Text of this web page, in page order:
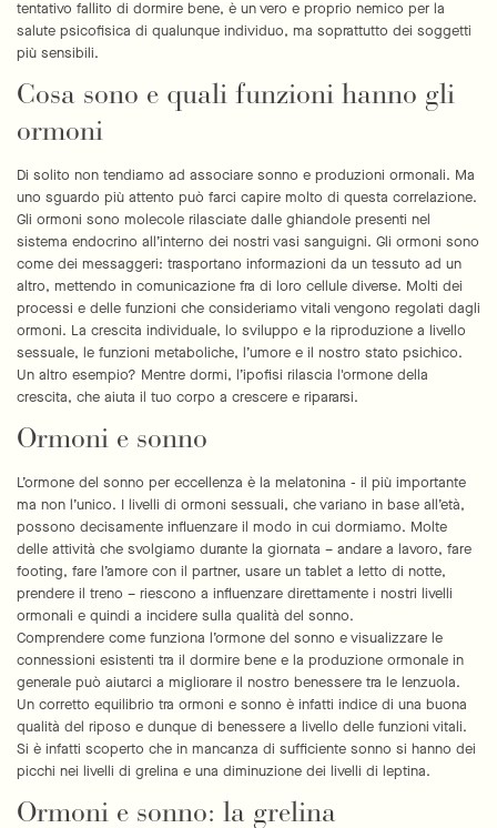
tentativo fallito di dormire bene, è un vero e proprio nemico per la
salute psicofisica di qualunque individuo, ma soprattutto dei soggetti
più sensibili.
Cosa sono e quali funzioni hanno gli
ormoni
Di solito non tendiamo ad associare sonno e produzioni ormonali. Ma
uno sguardo più attento può farci capire molto di questa correlazione.
Gli ormoni sono molecole rilasciate dalle ghiandole presenti nel
sistema endocrino all’interno dei nostri vasi sanguigni. Gli ormoni sono
come dei messaggeri: trasportano informazioni da un tessuto ad un
altro, mettendo in comunicazione fra di loro cellule diverse. Molti dei
processi e delle funzioni che consideriamo vitali vengono regolati dagli
ormoni. La crescita individuale, lo sviluppo e la riproduzione a livello
sessuale, le funzioni metaboliche, l’umore e il nostro stato psichico.
Un altro esempio? Mentre dormi, l’ipofisi rilascia l'ormone della
crescita, che aiuta il tuo corpo a crescere e ripararsi.
Ormoni e sonno
L’ormone del sonno per eccellenza è la melatonina - il più importante
ma non l’unico. I livelli di ormoni sessuali, che variano in base all’età,
possono decisamente influenzare il modo in cui dormiamo. Molte
delle attività che svolgiamo durante la giornata – andare a lavoro, fare
footing, fare l’amore con il partner, usare un tablet a letto di notte,
prendere il treno – riescono a influenzare direttamente i nostri livelli
ormonali e quindi a incidere sulla qualità del sonno.
Comprendere come funziona l’ormone del sonno e visualizzare le
connessioni esistenti tra il dormire bene e la produzione ormonale in
generale può aiutarci a migliorare il nostro benessere tra le lenzuola.
Un corretto equilibrio tra ormoni e sonno è infatti indice di una buona
qualità del riposo e dunque di benessere a livello delle funzioni vitali.
Si è infatti scoperto che in mancanza di sufficiente sonno si hanno dei
picchi nei livelli di grelina e una diminuzione dei livelli di leptina.
Ormoni e sonno: la grelina